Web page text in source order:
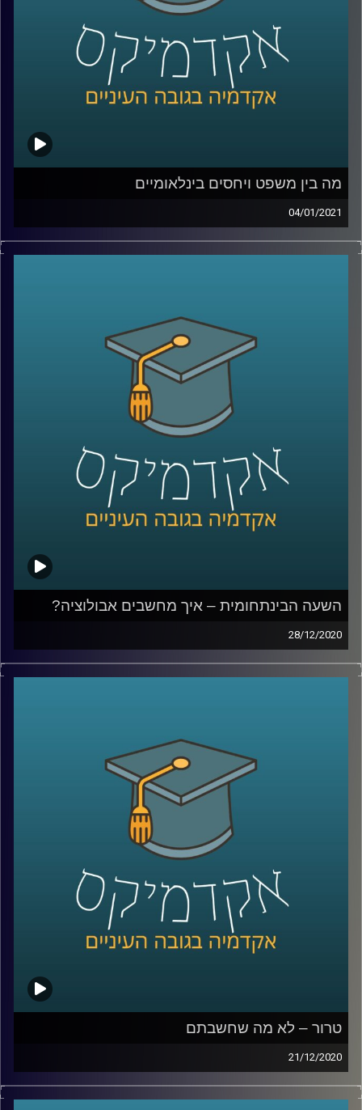
קרדיט תמונות:
AudioVersity
מה בין משפט ויחסים בינלאומיים
04/01/2021
פרופ' אסיף אפרת מביה"ס לאודר לממשל חוקר
איך הוא מחבר בין שני התחומים? מוזמנים
להצטרף לשעה עם פרופ' אפרת, ולשמוע איך
המחקר שלו על סחר בבני אדם והסגרת
עבריינים עושים בדיוק את זה
קרדיט תמונות: AudioVersity
השעה הבינתחומית – איך מחשבים אבולוציה?
28/12/2020
ביולוגיה חישובית היא תחום מרתק, והשימוש שד"ר אילן גרונאו
עושה במודלים החישוביים במחקריו- נדמים לסרט מדע בדיוני.
גנטית, ואיך בדיוק המחקר עושה שימוש במודלים מתמטיים
בשביל לגלות תגליות במחקר האבולוציוני
AudioVersity
טרור – לא מה שחשבתם
21/12/2020
האם נכון להתסכל על ארגוני טרור רק דרך פיגועי הטרור אותם
הם מבצעים?